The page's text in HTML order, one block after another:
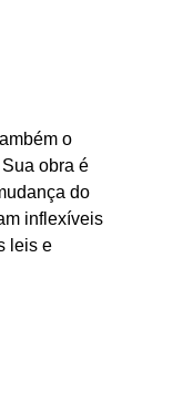
o
obra é
do
inflexíveis
leis e